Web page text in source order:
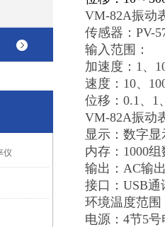
仪
VM-82A振动
传感器：PV-
输入范围：
加速度：1、
速度：10、
位移：0.1、1
VM-82A振动
显示：数字
内存：1000
输出：AC输
接口：USB
环境温度范
电源：4节5